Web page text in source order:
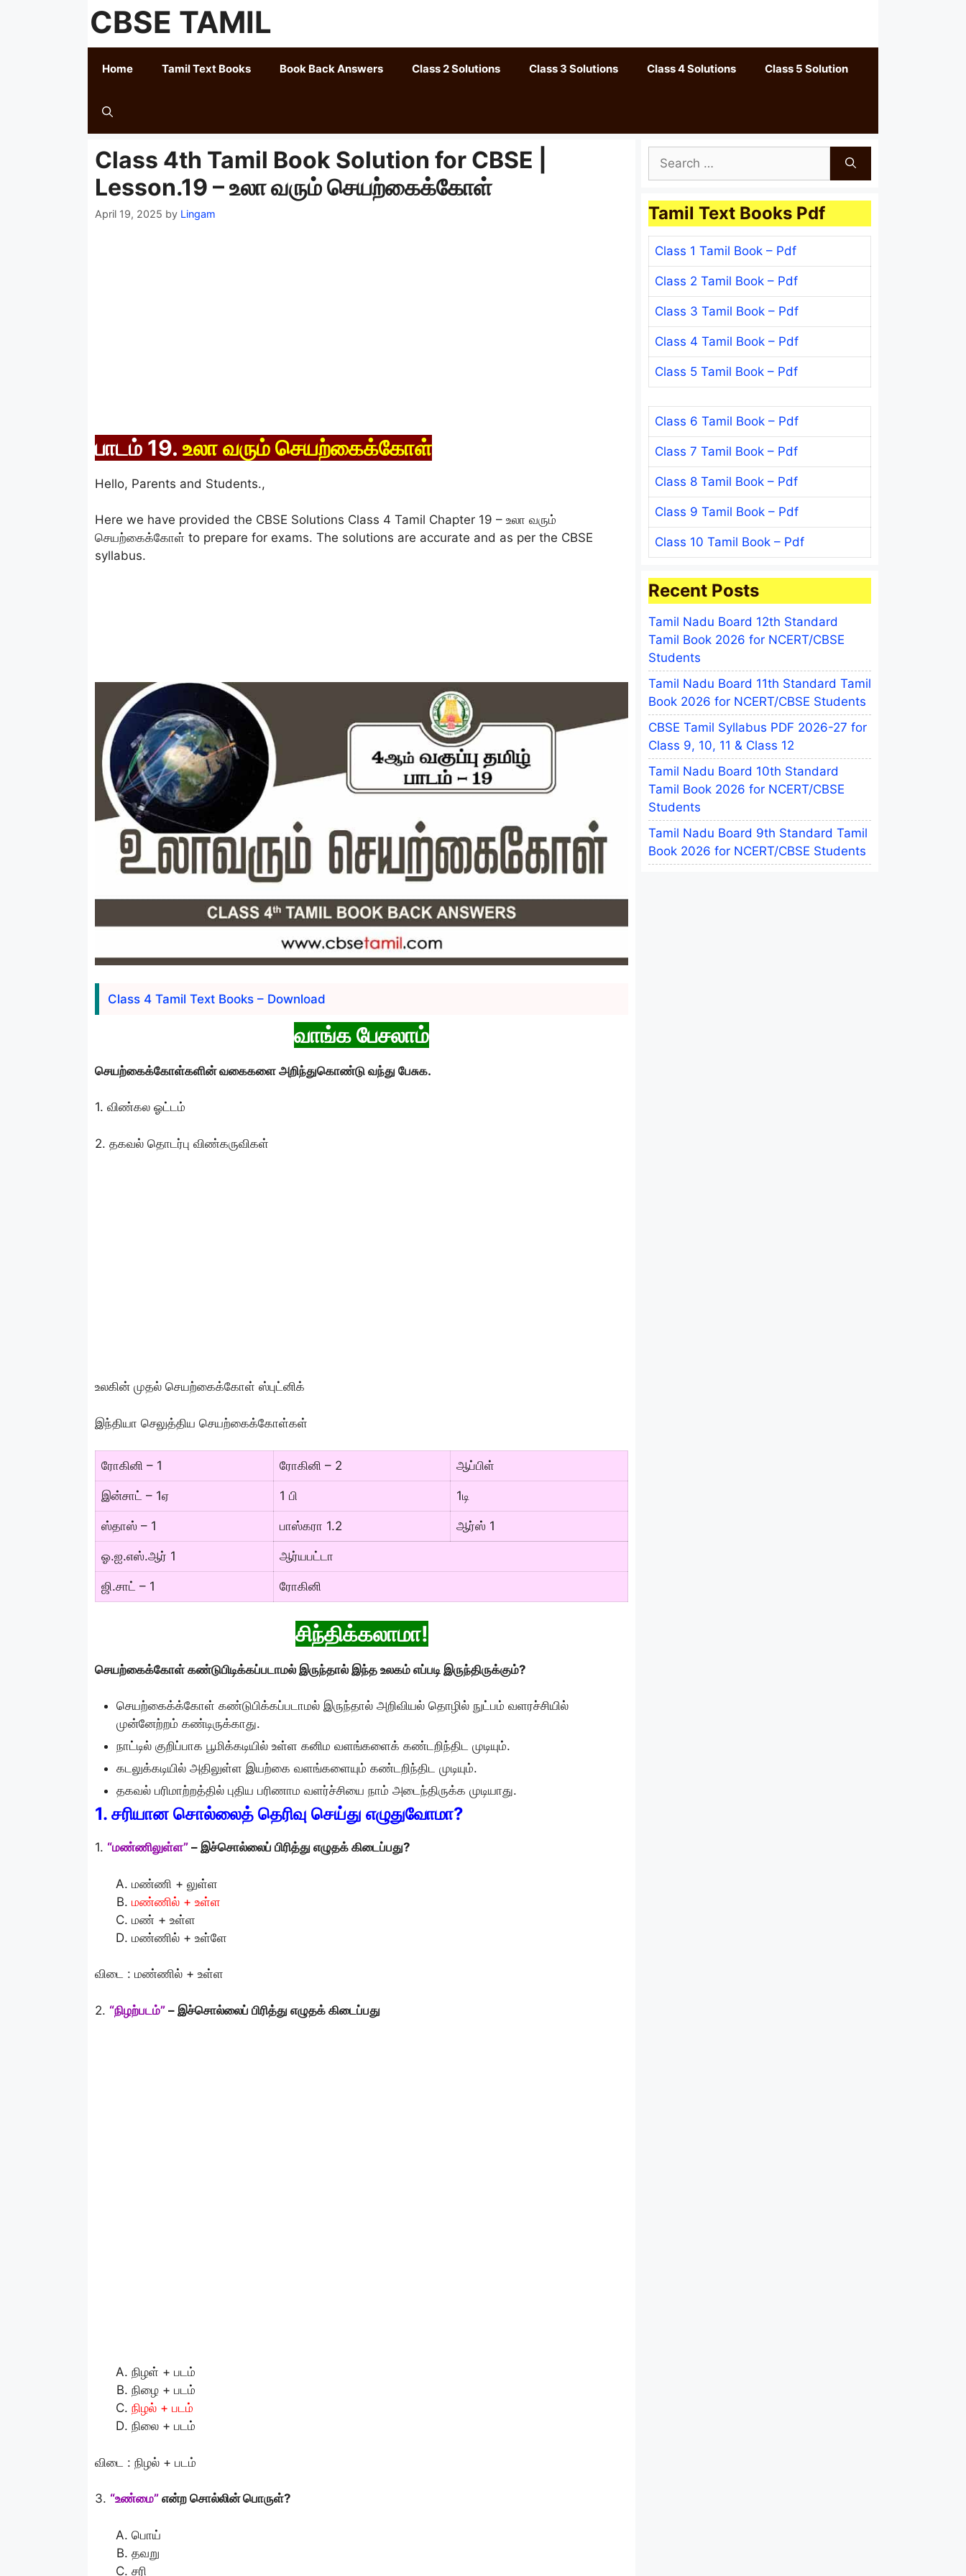
CBSE TAMIL
Home Tamil Text Books Book Back Answers Class 2 Solutions Class 3 Solutions Class 4 Solutions Class 5 Solution
Class 4th Tamil Book Solution for CBSE |
Lesson.19 – உலா வரும் செயற்கைக்கோள்
April 19, 2025 by Lingam
பாடம் 19. உலா வரும் செயற்கைக்கோள்
Hello, Parents and Students.,
Here we have provided the CBSE Solutions Class 4 Tamil Chapter 19 – உலா வரும்
செயற்கைக்கோள் to prepare for exams. The solutions are accurate and as per the CBSE
syllabus.
Class 4 Tamil Text Books – Download
வாங்க பேசலாம்
செயற்கைக்கோள்களின் வகைகளை அறிந்துகொண்டு வந்து பேசுக.
1. விண்கல ஓட்டம்
2. தகவல் தொடர்பு விண்கருவிகள்
உலகின் முதல் செயற்கைக்கோள் ஸ்புட்னிக்
இந்தியா செலுத்திய செயற்கைக்கோள்கள்
ரோகினி – 1 ரோகினி – 2 ஆப்பிள்
இன்சாட் – 1ஏ 1 பி 1டி
ஸ்தாஸ் – 1 பாஸ்கரா 1.2 ஆர்ஸ் 1
ஓ.ஐ.எஸ்.ஆர் 1 ஆர்யபட்டா
ஜி.சாட் – 1 ரோகினி
சிந்திக்கலாமா!
செயற்கைக்கோள் கண்டுபிடிக்கப்படாமல் இருந்தால் இந்த உலகம் எப்படி இருந்திருக்கும்?
செயற்கைக்க்கோள் கண்டுபிக்கப்படாமல் இருந்தால் அறிவியல் தொழில் நுட்பம் வளரச்சியில்
முன்னேற்றம் கண்டிருக்காது.
நாட்டில் குறிப்பாக பூமிக்கடியில் உள்ள கனிம வளங்களைக் கண்டறிந்திட முடியும்.
கடலுக்கடியில் அதிலுள்ள இயற்கை வளங்களையும் கண்டறிந்திட முடியும்.
தகவல் பரிமாற்றத்தில் புதிய பரிணாம வளர்ச்சியை நாம் அடைந்திருக்க முடியாது.
1. சரியான சொல்லைத் தெரிவு செய்து எழுதுவோமா?
1. “மண்ணிலுள்ள” – இச்சொல்லைப் பிரித்து எழுதக் கிடைப்பது?
மண்ணி + லுள்ள
மண்ணில் + உள்ள
மண் + உள்ள
மண்ணில் + உள்ளே
விடை : மண்ணில் + உள்ள
2. “நிழற்படம்” – இச்சொல்லைப் பிரித்து எழுதக் கிடைப்பது
நிழள் + படம்
நிழை + படம்
நிழல் + படம்
நிலை + படம்
விடை : நிழல் + படம்
3. “உண்மை” என்ற சொல்லின் பொருள்?
பொய்
தவறு
சரி
Search
for:
Tamil Text Books Pdf
Class 1 Tamil Book – Pdf
Class 2 Tamil Book – Pdf
Class 3 Tamil Book – Pdf
Class 4 Tamil Book – Pdf
Class 5 Tamil Book – Pdf
Class 6 Tamil Book – Pdf
Class 7 Tamil Book – Pdf
Class 8 Tamil Book – Pdf
Class 9 Tamil Book – Pdf
Class 10 Tamil Book – Pdf
Recent Posts
Tamil Nadu Board 12th Standard
Tamil Book 2026 for NCERT/CBSE
Students
Tamil Nadu Board 11th Standard Tamil
Book 2026 for NCERT/CBSE Students
CBSE Tamil Syllabus PDF 2026-27 for
Class 9, 10, 11 & Class 12
Tamil Nadu Board 10th Standard
Tamil Book 2026 for NCERT/CBSE
Students
Tamil Nadu Board 9th Standard Tamil
Book 2026 for NCERT/CBSE Students